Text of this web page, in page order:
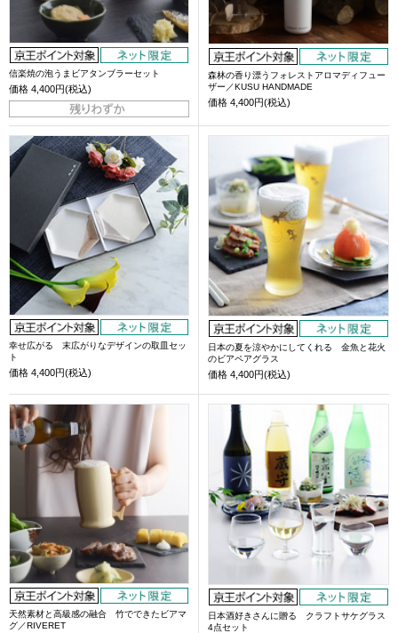
信楽焼の泡うまビアタンブラーセット
価格 4,400円(税込)
森林の香り漂うフォレストアロマディフュー
ザー／KUSU HANDMADE
価格 4,400円(税込)
幸せ広がる 末広がりなデザインの取皿セッ
ト
価格 4,400円(税込)
日本の夏を涼やかにしてくれる 金魚と花火
のビアペアグラス
価格 4,400円(税込)
天然素材と高級感の融合 竹でできたビアマ
グ／RIVERET
日本酒好きさんに贈る クラフトサケグラス
4点セット